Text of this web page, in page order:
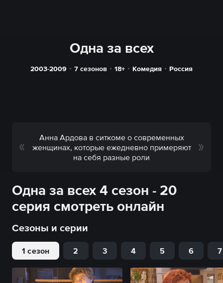
Одна за всех
2003-2009 7 сезонов 18+ Комедия Россия
Анна Ардова в ситкоме о современных
женщинах, которые ежедневно примеряют
на себя разные роли
Одна за всех 4 сезон - 20
серия смотреть онлайн
Сезоны и серии
1 сезон 2 3 4 5 6 7